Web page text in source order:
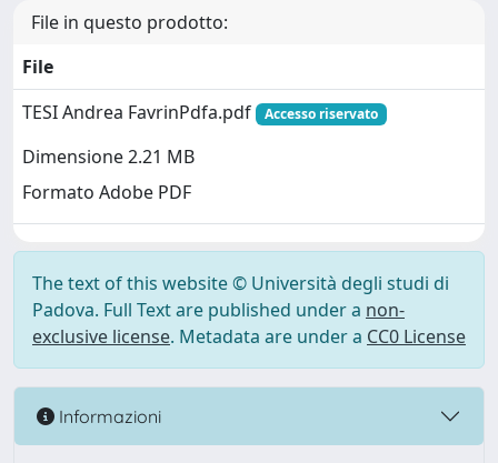
File in questo prodotto:
File
TESI Andrea FavrinPdfa.pdf
Accesso riservato
Dimensione 2.21 MB
Formato Adobe PDF
The text of this website © Università degli studi di
Padova. Full Text are published under a non-
exclusive license. Metadata are under a CC0 License
Informazioni